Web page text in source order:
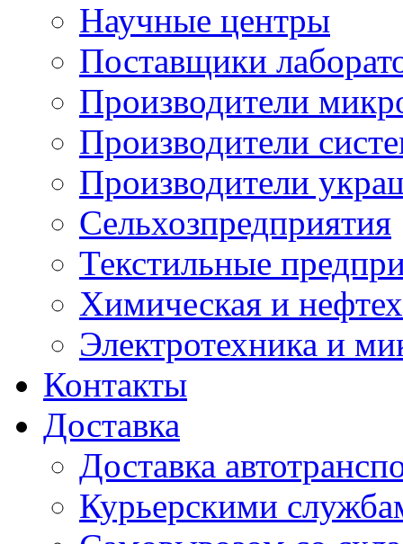
Научные центры
Поставщики
Производители
Производители
Производители
Сельхозпредприятия
Текстильные
Химическая и
Электротехника и
Контакты
Доставка
Доставка
Курьерскими